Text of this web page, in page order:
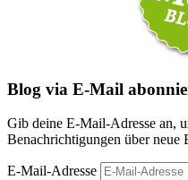
Blog via E-Mail
Gib deine E-Mail-Adresse an,
Benachrichtigungen über neue
E-Mail-Adresse